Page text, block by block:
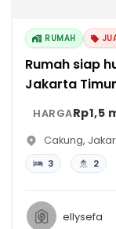
RUMAH
Rumah siap
Jakarta Timur
HARGARp1,5
Cakung,
3 2
ellysefa